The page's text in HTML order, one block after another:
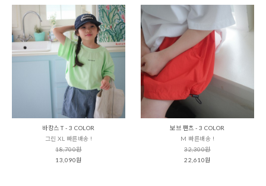
바캉스 T - 3 COLOR
그린 XL 빠른배송 !
18,700원
13,090원
보브 팬츠 - 3 COLOR
M 빠른배송 !
32,300원
22,610원